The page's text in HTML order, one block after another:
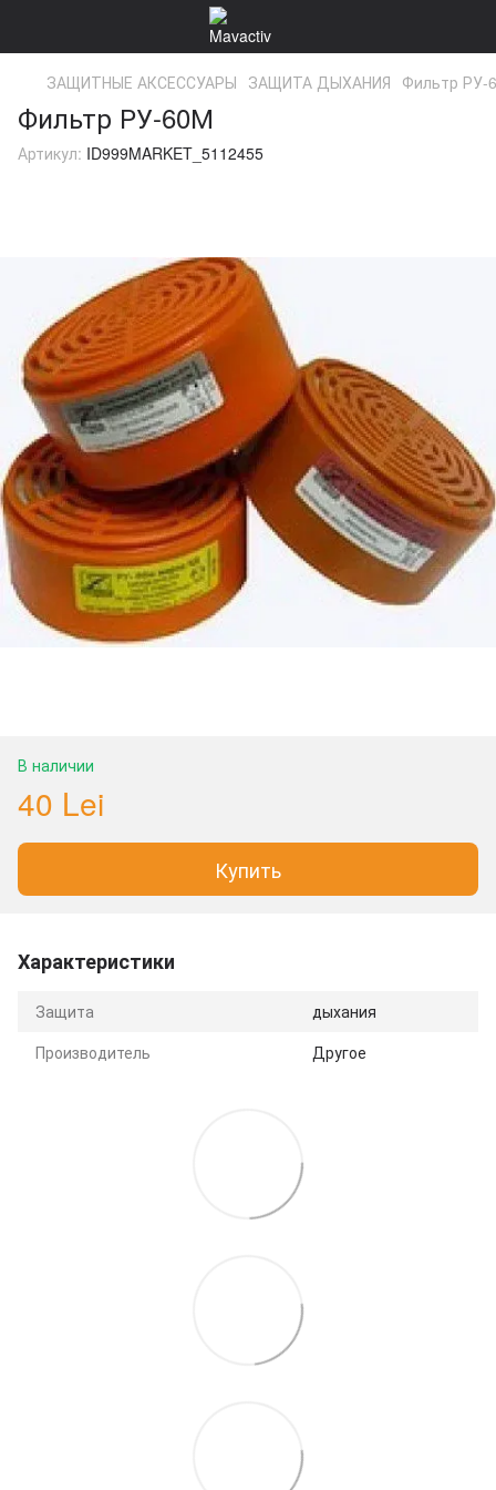
ЗАЩИТНЫЕ АКСЕССУАРЫ ЗАЩИТА ДЫХАНИЯ Фильтр РУ-
Фильтр РУ-60М
Артикул: ID999MARKET_5112455
В наличии
40 Lei
Купить
Характеристики
Защита
дыхания
Производитель
Другое